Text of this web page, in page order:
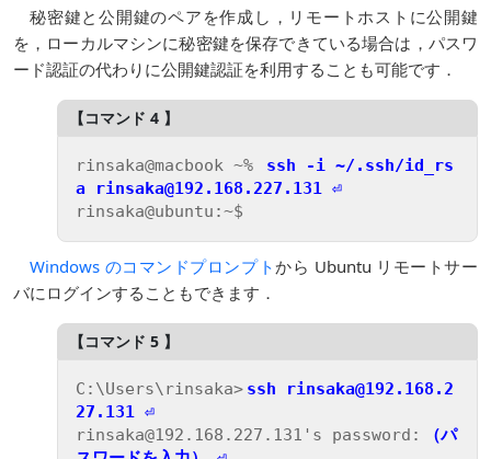
秘密鍵と公開鍵のペアを作成し，リモートホストに公開鍵
を，ローカルマシンに秘密鍵を保存できている場合は，パスワ
ード認証の代わりに公開鍵認証を利用することも可能です．
rinsaka@macbook ~%
ssh -i ~/.ssh/id_rs
a rinsaka@192.168.227.131 ⏎
Windows のコマンドプロンプトから Ubuntu リモートサー
バにログインすることもできます．
C:\Users\rinsaka> ssh rinsaka@192.168.2
27.131 ⏎
rinsaka@192.168.227.131's password:
（パ